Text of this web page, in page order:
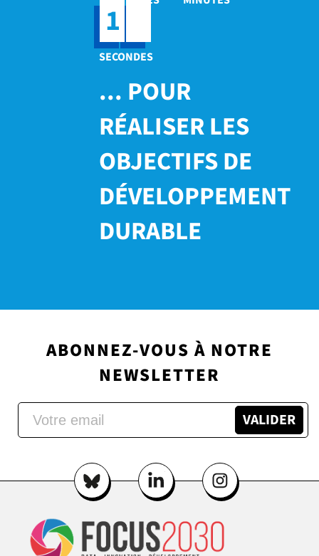
1
... POUR
RÉALISER LES
OBJECTIFS DE
DÉVELOPPEMENT
DURABLE
ABONNEZ-VOUS À NOTRE
NEWSLETTER